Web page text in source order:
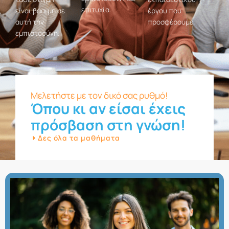
είναι βάσιμη σε
αυτή την
εμπιστοσύνη.
επιτυχία.
έργου που
προσφέρουμε.
Μελετήστε με τον δικό σας ρυθμό!
Όπου κι αν είσαι έχεις
πρόσβαση στη γνώση!
Δες όλα τα μαθήματα